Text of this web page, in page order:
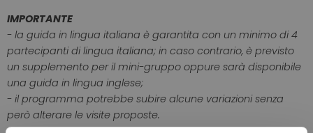
IMPORTANTE
- la guida in lingua italiana è garantita con un minimo di 4
partecipanti di lingua italiana; in caso contrario, è previsto
un supplemento per il mini-gruppo oppure sarà disponibile
una guida in lingua inglese;
- il programma potrebbe subire alcune variazioni senza
però alterare le visite proposte.